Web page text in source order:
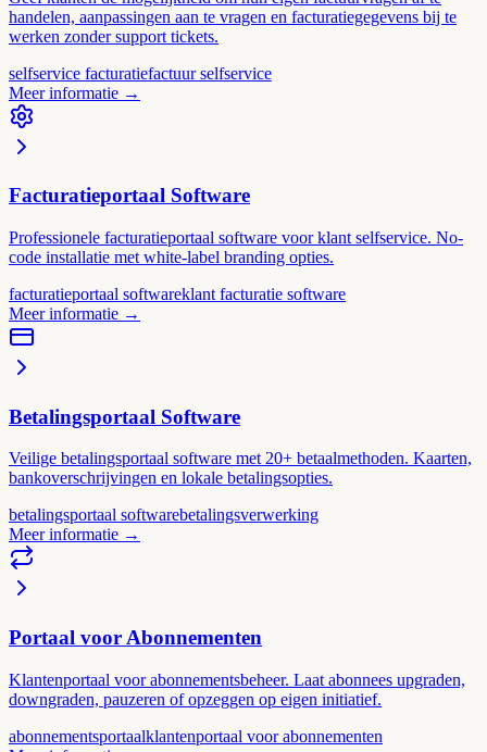
handelen, aanpassingen aan te vragen en facturatiegegevens bij te
werken zonder support tickets.
selfservice facturatiefactuur selfservice
Meer informatie →
Facturatieportaal Software
Professionele facturatieportaal software voor klant selfservice. No-
code installatie met white-label branding opties.
facturatieportaal softwareklant facturatie software
Meer informatie →
Betalingsportaal Software
Veilige betalingsportaal software met 20+ betaalmethoden. Kaarten,
bankoverschrijvingen en lokale betalingsopties.
betalingsportaal softwarebetalingsverwerking
Meer informatie →
Portaal voor Abonnementen
Klantenportaal voor abonnementsbeheer. Laat abonnees upgraden,
downgraden, pauzeren of opzeggen op eigen initiatief.
abonnementsportaalklantenportaal voor abonnementen